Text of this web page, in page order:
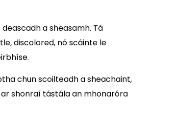
a sheasamh. Tá
discolored, nó scáinte le
chun scoilteadh a sheachaint,
shonraí tástála an mhonaróra